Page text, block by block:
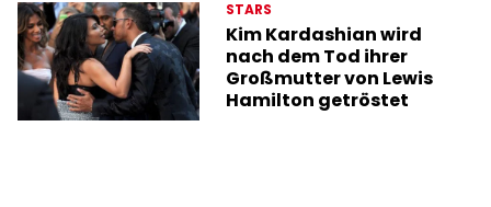
STARS
Kim Kardashian wird
nach dem Tod ihrer
Großmutter von Lewis
Hamilton getröstet